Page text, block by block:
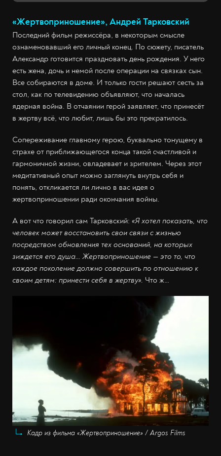
«Жертвоприношение», Андрей Тарковский
Последний фильм режиссёра, в некоторым смысле
ознаменовавший его личный конец. По сюжету, писатель
Александр готовится праздновать день рождения. У него
есть жена, дочь и немой после операции на связках сын.
Все собираются в доме. И только гости решают сесть за
стол, как по телевидению объявляют, что началась
ядерная война. В отчаянии герой заявляет, что принесёт
в жертву всё, что любит, лишь бы это прекратилось.
Сопереживание главному герою, буквально тонущему в
страхе от приближающегося конца такой счастливой и
гармоничной жизни, овладевает и зрителем. Через этот
медитативный опыт можно заглянуть внутрь себя и
понять, откликается ли лично в вас идея о
жертвоприношении ради окончания войны.
А вот что говорил сам Тарковский: «Я хотел показать, что
человек может восстановить свои связи с жизнью
посредством обновления тех оснований, на которых
зиждется его душа… Жертвоприношение — это то, что
каждое поколение должно совершить по отношению к
своим детям: принести себя в жертву». Что ж…
Кадр из фильма «Жертвоприношение» / Argos Films